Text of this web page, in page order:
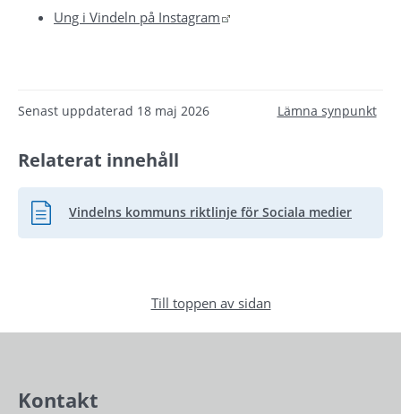
Ung i Vindeln på Instagram
Senast uppdaterad 18 maj 2026 Lämna synpunkt
Relaterat innehåll
Vindelns kommuns riktlinje för Sociala medier
Pdf, 365.8 kB.
Till toppen av sidan
Kontakt